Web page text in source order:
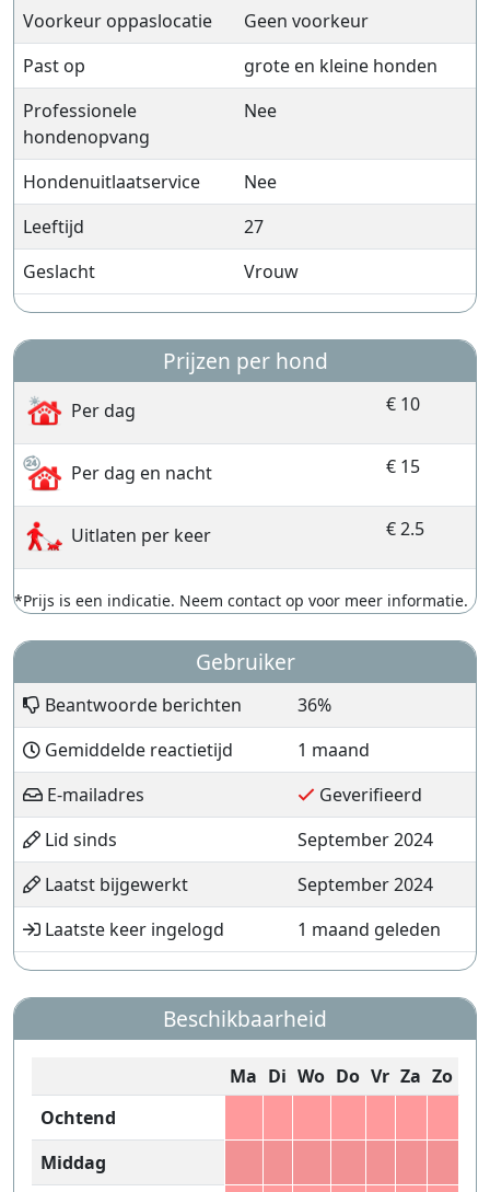
Voorkeur oppaslocatie
Geen voorkeur
Past op
grote en kleine honden
Professionele
hondenopvang
Nee
Hondenuitlaatservice
Nee
Leeftijd
27
Geslacht
Vrouw
Prijzen per hond
Per dag € 10
Per dag en nacht € 15
Uitlaten per keer € 2.5
*Prijs is een indicatie. Neem contact op voor meer informatie.
Gebruiker
Beantwoorde berichten
36%
Gemiddelde reactietijd
1 maand
E-mailadres
Geverifieerd
Lid sinds
September 2024
Laatst bijgewerkt
September 2024
Laatste keer ingelogd
1 maand geleden
Beschikbaarheid
Ma Di Wo Do Vr Za Zo
Ochtend
Middag